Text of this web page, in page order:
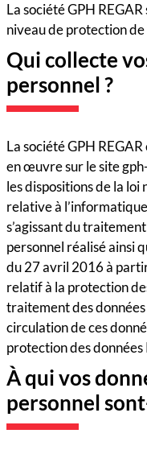
La société GPH
niveau de protection
Qui collecte
personnel ?
La société GPH
en œuvre sur le site
les dispositions de la
relative à
s’agissant du
personnel réalisé ainsi
du 27 avril 2016 à
relatif à la protection
traitement des
circulation de ces
protection des données
À qui vos
personnel